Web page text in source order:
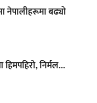
नेपालीहरूमा बढ्यो
हिमपहिरो, निर्मल…